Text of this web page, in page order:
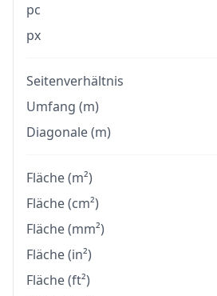
pc
px
Seitenverhältnis
Umfang (m)
Diagonale (m)
Fläche (m²)
Fläche (cm²)
Fläche (mm²)
Fläche (in²)
Fläche (ft²)